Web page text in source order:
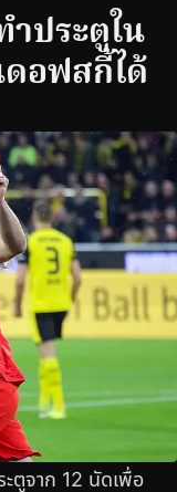
ประตูใน
อฟสกี้ได้
ตูจาก 12 นัดเพื่อ